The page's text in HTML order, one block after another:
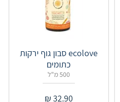
ecolove סבון גוף ירקות
כתומים
500 מ"ל
32.90
₪